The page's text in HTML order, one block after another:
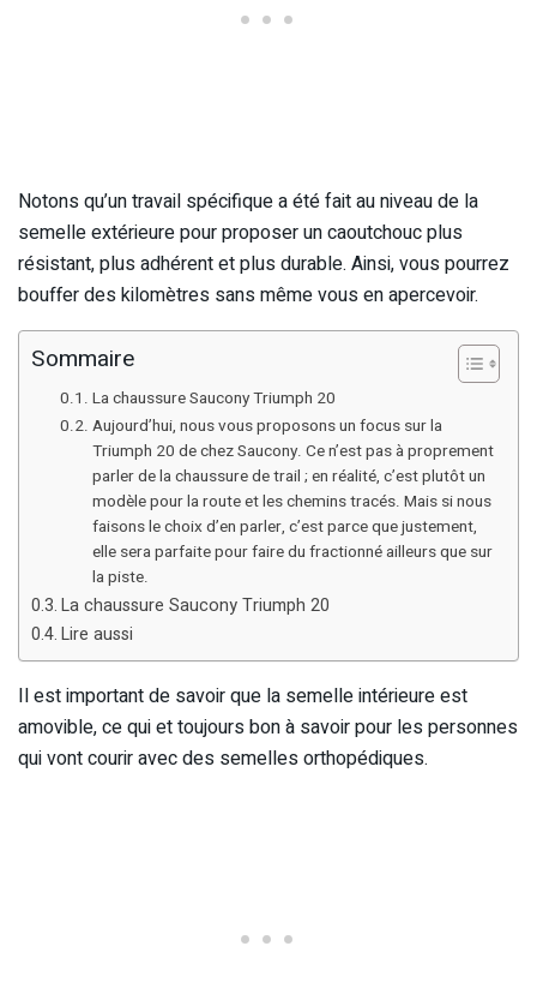
Notons qu’un travail spécifique a été fait au niveau de la
semelle extérieure pour proposer un caoutchouc plus
résistant, plus adhérent et plus durable. Ainsi, vous pourrez
bouffer des kilomètres sans même vous en apercevoir.
Sommaire
La chaussure Saucony Triumph 20
Aujourd’hui, nous vous proposons un focus sur la
Triumph 20 de chez Saucony. Ce n’est pas à proprement
parler de la chaussure de trail ; en réalité, c’est plutôt un
modèle pour la route et les chemins tracés. Mais si nous
faisons le choix d’en parler, c’est parce que justement,
elle sera parfaite pour faire du fractionné ailleurs que sur
la piste.
La chaussure Saucony Triumph 20
Lire aussi
Il est important de savoir que la semelle intérieure est
amovible, ce qui et toujours bon à savoir pour les personnes
qui vont courir avec des semelles orthopédiques.